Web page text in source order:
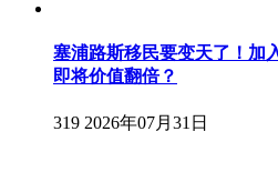
塞浦路斯移民要变天了！加
即将价值翻倍？
319 2026年07月31日